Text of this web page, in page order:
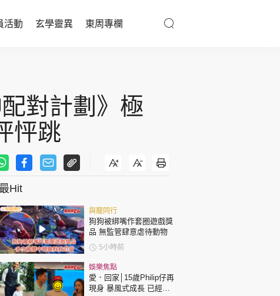
活動 玄學靈異 東周專欄
親子天地
與寵同行
娛樂名人
文化藝術
時政財經
健康生活
對計劃》極
怦跳
最Hit
與寵同行
狗狗被綁嘴作套圈遊戲獎
品 無監管肆意虐待動物
5小時前
娛樂焦點
愛．回家│15歲Philip仔再
現身 暴風式成長 已經高